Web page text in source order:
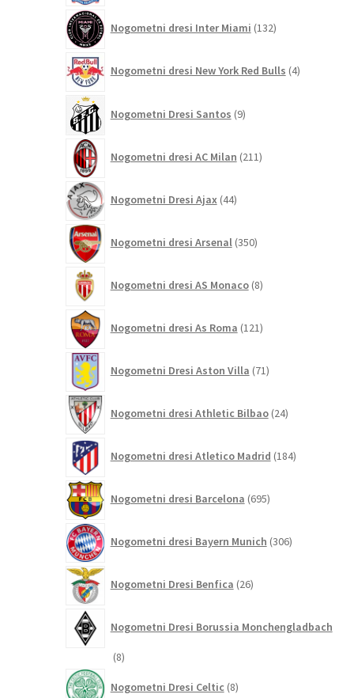
Nogometni dresi Inter Miami 132izdelkov
Nogometni dresi New York Red Bulls 4izdelki
Nogometni Dresi Santos 9izdelkov
Nogometni dresi AC Milan 211izdelkov
Nogometni Dresi Ajax 44izdelkov
Nogometni dresi Arsenal 350izdelkov
Nogometni dresi AS Monaco 8izdelkov
Nogometni dresi As Roma 121izdelkov
Nogometni Dresi Aston Villa 71izdelkov
Nogometni dresi Athletic Bilbao 24izdelkov
Nogometni dresi Atletico Madrid 184izdelkov
Nogometni dresi Barcelona 695izdelkov
Nogometni dresi Bayern Munich 306izdelkov
Nogometni Dresi Benfica 26izdelkov
Nogometni Dresi Borussia Monchengladbach
88
Nogometni Dresi Celtic 8izdelkov